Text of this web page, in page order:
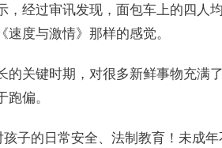
，经过审讯发现，面包车上的四人
度与激情》那样的感觉。
的关键时期，对很多新鲜事物充满
偏。
子的日常安全、法制教育！未成